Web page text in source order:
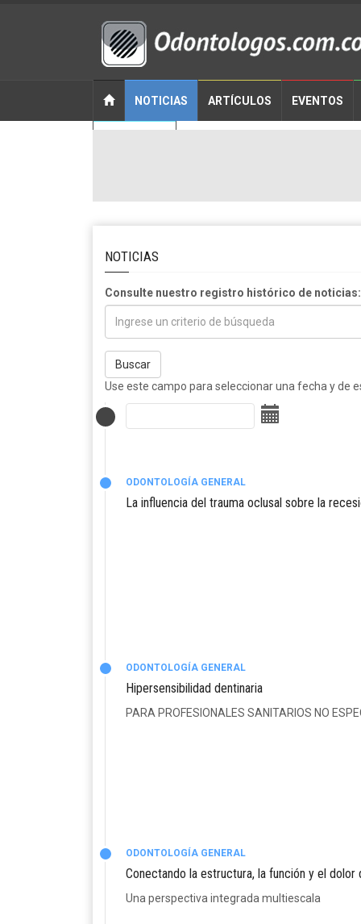
NOTICIAS ARTÍCULOS EVENTOS
NOTICIAS
Consulte nuestro registro histórico de noticias:
Buscar
Use este campo para seleccionar una fecha y de
ODONTOLOGÍA GENERAL
La influencia del trauma oclusal sobre la
ODONTOLOGÍA GENERAL
Hipersensibilidad dentinaria
PARA PROFESIONALES SANITARIOS NO
ODONTOLOGÍA GENERAL
Conectando la estructura, la función y el
Una perspectiva integrada multiescala